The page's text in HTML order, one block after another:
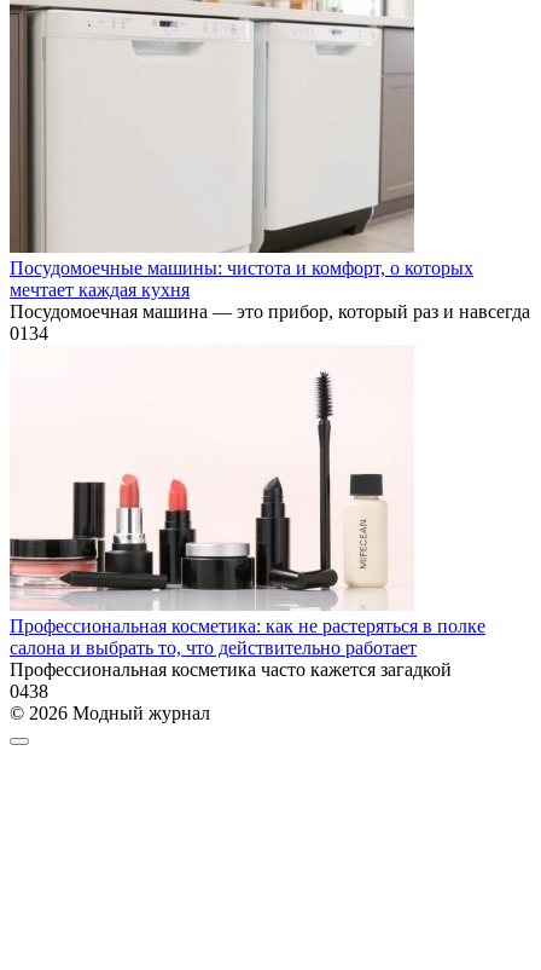
Посудомоечные машины: чистота и комфорт, о которых
мечтает каждая кухня
Посудомоечная машина — это прибор, который раз и навсегда
0134
Профессиональная косметика: как не растеряться в полке
салона и выбрать то, что действительно работает
Профессиональная косметика часто кажется загадкой
0438
© 2026 Модный журнал